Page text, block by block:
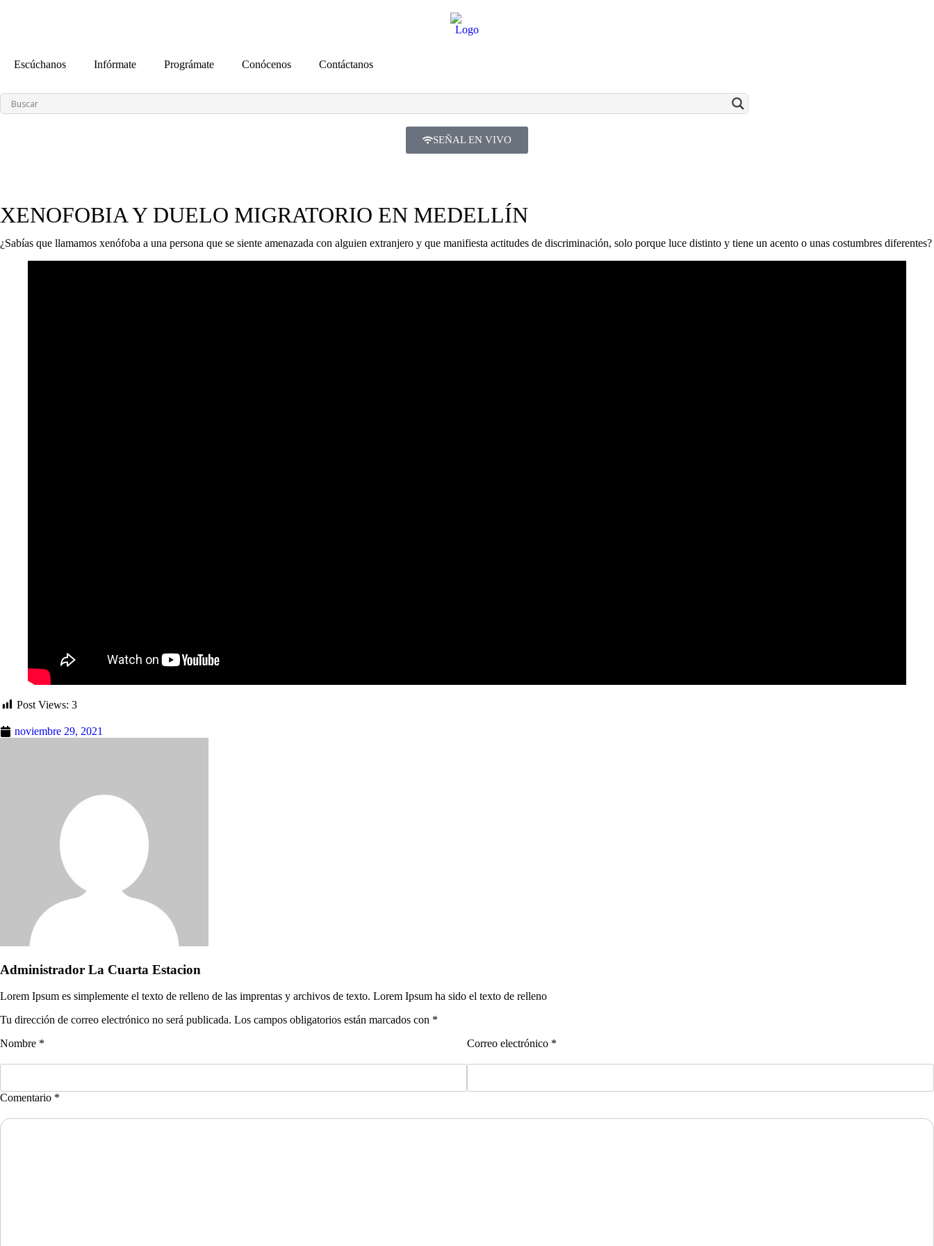
Escúchanos Infórmate Prográmate Conócenos Contáctanos
SEÑAL EN VIVO
XENOFOBIA Y DUELO MIGRATORIO EN MEDELLÍN
¿Sabías que llamamos xenófoba a una persona que se siente amenazada con alguien extranjero y que manifiesta actitudes de discriminación, solo porque luce distinto y tiene un acento o unas costumbres diferentes?
Post Views: 3
noviembre 29, 2021
Administrador La Cuarta Estacion
Lorem Ipsum es simplemente el texto de relleno de las imprentas y archivos de texto. Lorem Ipsum ha sido el texto de relleno
Tu dirección de correo electrónico no será publicada. Los campos obligatorios están marcados con *
Nombre *
Correo electrónico *
Comentario *